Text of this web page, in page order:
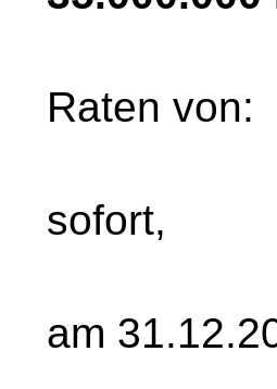
Raten von:
sofort,
am